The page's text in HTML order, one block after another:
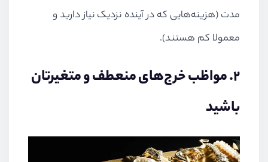
مدت (هزینه‌هایی که در آینده نزدیک نیاز دارید و
معمولا کم هستند).
۲. مواظب خرج‌های منعطف‌ و متغیرتان
باشید